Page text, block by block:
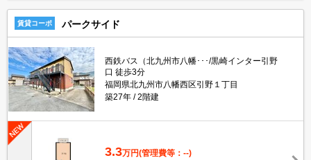
賃貸コーポ パークサイド
西鉄バス（北九州市八幡･･･/黒崎インター引野
口 徒歩3分
福岡県北九州市八幡西区引野１丁目
築27年
2階建
3.3万円(管理費等：--)